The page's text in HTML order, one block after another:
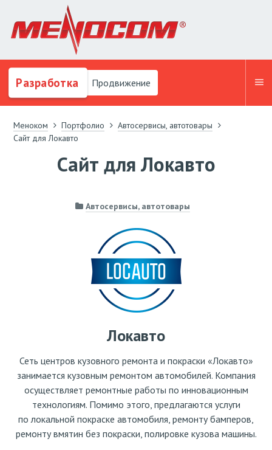
Разработка Продвижение
Меноком Портфолио
Автосервисы, автотовары
Сайт для Локавто
Сайт для Локавто
Автосервисы, автотовары
Локавто
Сеть центров кузовного ремонта и покраски «Локавто»
занимается кузовным ремонтом автомобилей. Компания
осуществляет ремонтные работы по инновационным
технологиям. Помимо этого, предлагаются услуги
по локальной покраске автомобиля, ремонту бамперов,
ремонту вмятин без покраски, полировке кузова машины.